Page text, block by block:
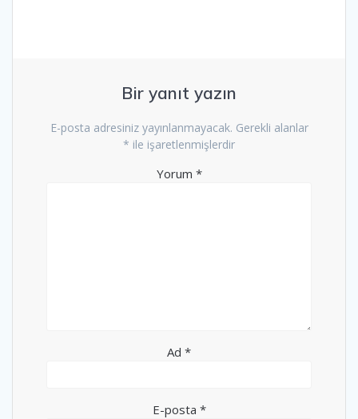
Bir yanıt yazın
E-posta adresiniz yayınlanmayacak. Gerekli alanlar
* ile işaretlenmişlerdir
Yorum *
Ad *
E-posta *